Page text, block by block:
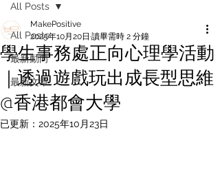
All Posts
最新動向
最新文章
All Posts
學生事務處正向心理學活動
｜透過遊戲玩出成長型思維
@香港都會大學
MakePositive
2025年10月20日 讀畢需時 2 分鐘
已更新： 2025年10月23日